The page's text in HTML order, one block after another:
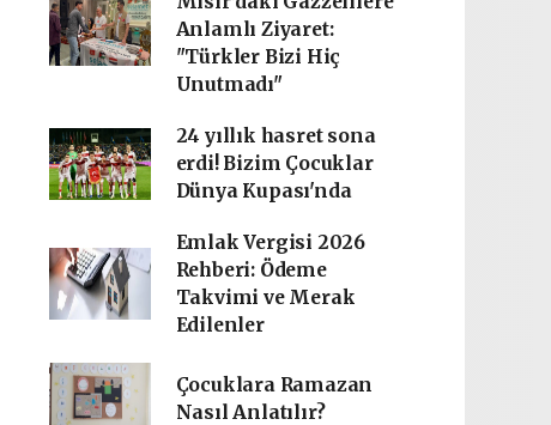
Anlamlı Ziyaret:
"Türkler Bizi Hiç
Unutmadı"
24 yıllık hasret sona
erdi! Bizim Çocuklar
Dünya Kupası'nda
Emlak Vergisi 2026
Rehberi: Ödeme
Takvimi ve Merak
Edilenler
Çocuklara Ramazan
Nasıl Anlatılır?